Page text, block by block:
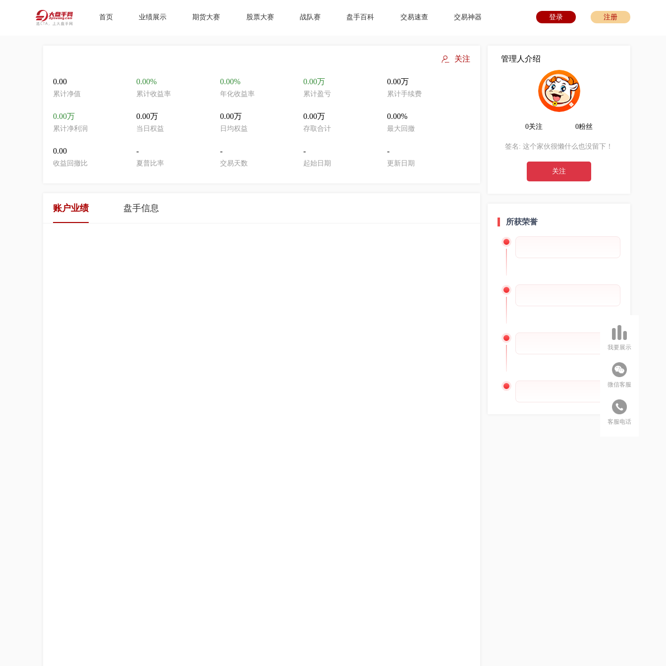
首页 业绩展示 期货大赛 股票大赛 战队赛 盘手百科 交易速查 交易神器 登录 注册
关注
0.00
累计净值
0.00%
累计收益率
0.00%
年化收益率
0.00万
累计盈亏
0.00万
累计手续费
0.00万
累计净利润
0.00万
当日权益
0.00万
日均权益
0.00万
存取合计
0.00%
最大回撤
0.00
收益回撤比
-
夏普比率
-
交易天数
-
起始日期
-
更新日期
账户业绩 盘手信息
管理人介绍
0关注 0粉丝
签名: 这个家伙很懒什么也没留下！
关注
所获荣誉
我要展示
微信客服
客服电话